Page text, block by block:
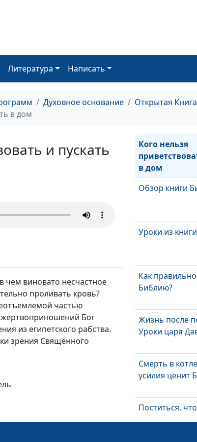
Литература Написать
Духовное основание
Открытая Книга
в дом
и пускать
чем виновато несчастное
проливать кровь?
частью
жертвоприношений Бог
из египетского рабства.
зрения Священного
Обзор книги
Зачем мне
Кого нельзя
в дом
Обзор книги
Уроки из
Как
Библию?
Жизнь после
Уроки царя
Смерть в
усилия ценит
Поститься,
ответил?